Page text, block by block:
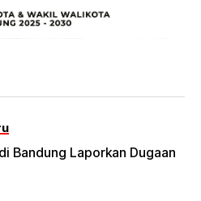
Bandung Laporkan Dugaan